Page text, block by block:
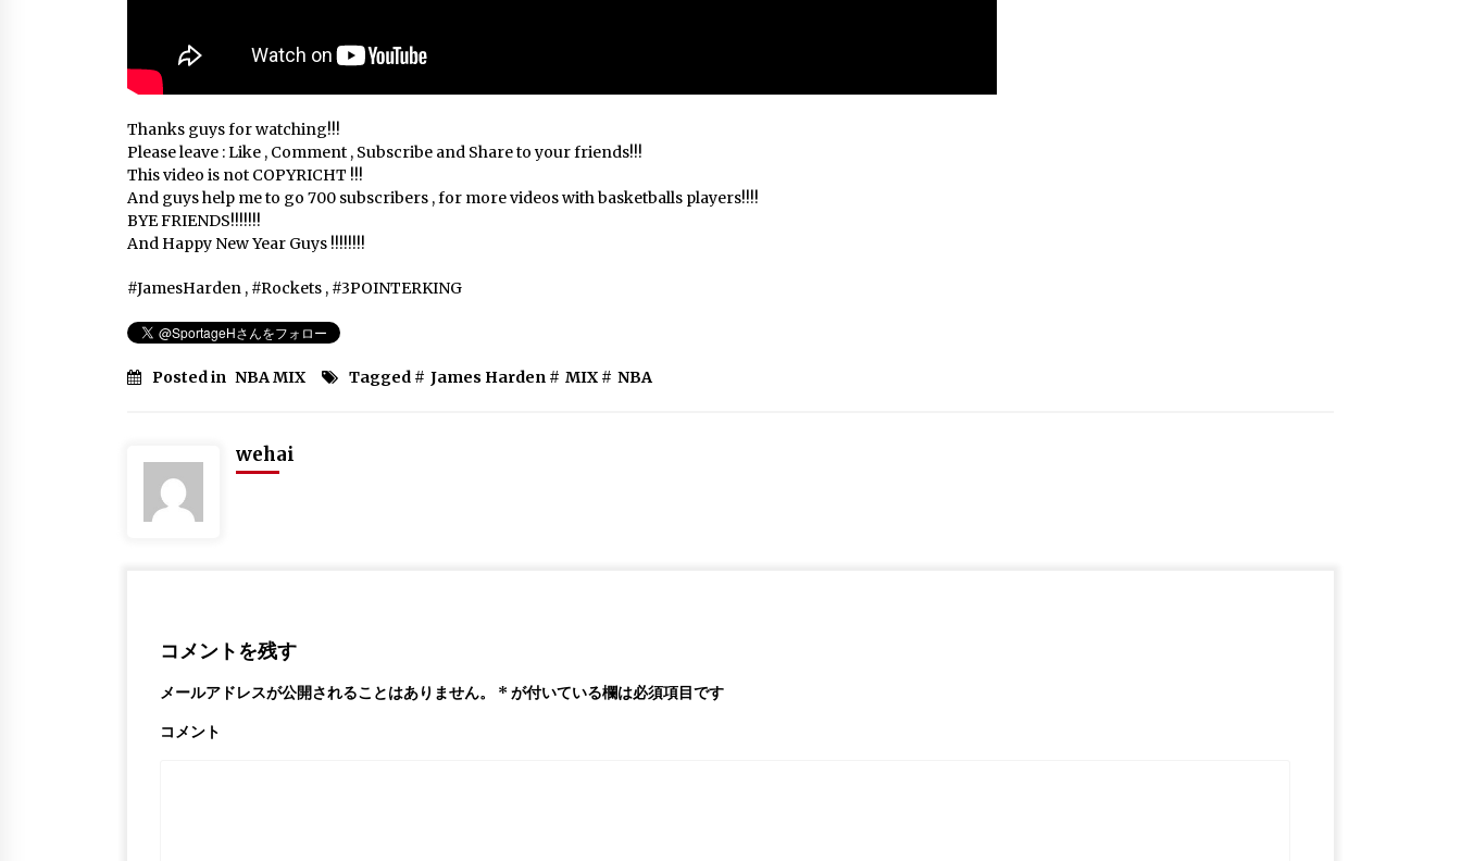
Thanks guys for watching!!!
Please leave : Like , Comment , Subscribe and Share to your friends!!!
This video is not COPYRICHT !!!
And guys help me to go 700 subscribers , for more videos with basketballs players!!!!
BYE FRIENDS!!!!!!!
And Happy New Year Guys !!!!!!!!
#JamesHarden , #Rockets , #3POINTERKING
Posted in NBA MIX Tagged # James Harden # MIX # NBA
wehai
コメントを残す
メールアドレスが公開されることはありません。 * が付いている欄は必須項目です
コメント